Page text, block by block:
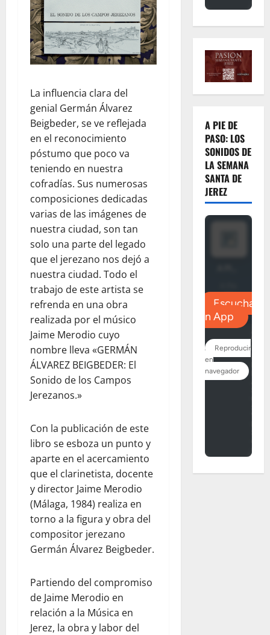
La influencia clara del
genial Germán Álvarez
Beigbeder, se ve reflejada
en el reconocimiento
póstumo que poco va
teniendo en nuestra
cofradías. Sus numerosas
composiciones dedicadas
varias de las imágenes de
nuestra ciudad, son tan
solo una parte del legado
que el jerezano nos dejó a
nuestra ciudad. Todo el
trabajo de este artista se
refrenda en una obra
realizada por el músico
Jaime Merodio cuyo
nombre lleva «GERMÁN
ÁLVAREZ BEIGBEDER: El
Sonido de los Campos
Jerezanos.»
Con la publicación de este
libro se esboza un punto y
aparte en el acercamiento
que el clarinetista, docente
y director Jaime Merodio
(Málaga, 1984) realiza en
torno a la figura y obra del
compositor jerezano
Germán Álvarez Beigbeder.
Partiendo del compromiso
de Jaime Merodio en
relación a la Música en
Jerez, la obra y labor del
A PIE DE
PASO: LOS
SONIDOS DE
LA SEMANA
SANTA DE
JEREZ